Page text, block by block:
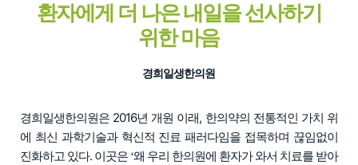
환자에게 더 나은 내일을 선사하기
위한 마음
경희일생한의원
경희일생한의원은 2016년 개원 이래, 한의약의 전통적인 가치 위
에 최신 과학기술과 혁신적 진료 패러다임을 접목하며 끊임없이
진화하고 있다. 이곳은 ‘왜 우리 한의원에 환자가 와서 치료를 받아